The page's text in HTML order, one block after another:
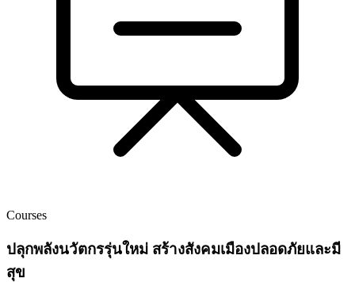
Courses
ปลุกพลังนวัตกรรุ่นใหม่ สร้างสังคมเมืองปลอดภัยและมี
สุข